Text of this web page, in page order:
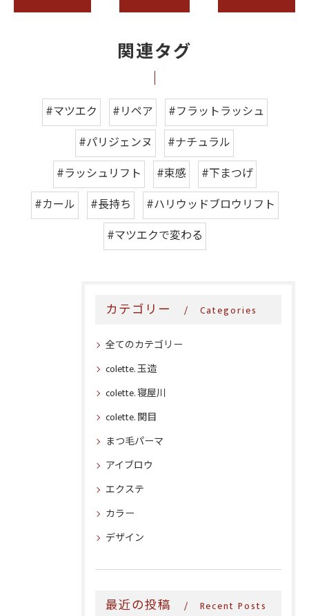
関連タグ
#マツエク #リペア
#フラットラッシュ
#パリジェンヌ
#ナチュラル
#ラッシュリフト
#束感
#下まつげ
#カール
#長持ち
#ハリウッドブロウリフト
#マツエクで変わる
カテゴリー Categories
全てのカテゴリー
colette. 玉造
colette. 寝屋川
colette. 関目
まつ毛パーマ
アイブロウ
エクステ
カラー
デザイン
最近の投稿 Recent Posts